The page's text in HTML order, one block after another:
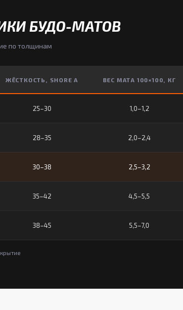
БУДО-МАТОВ
по толщинам
ЖЁСТКОСТЬ, SHORE A ВЕС МАТА 100×100, КГ
25–30 1,0–1,2
28–35 2,0–2,4
30–38 2,5–3,2
35–42 4,5–5,5
38–45 5,5–7,0